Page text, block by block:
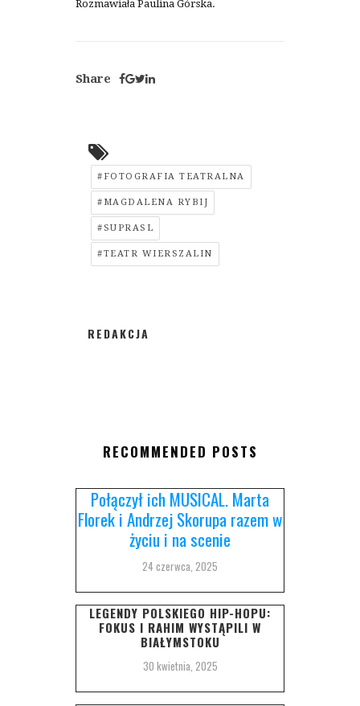
Rozmawiała Paulina Górska.
Share
#FOTOGRAFIA TEATRALNA
#MAGDALENA RYBIJ
#SUPRASL
#TEATR WIERSZALIN
REDAKCJA
RECOMMENDED POSTS
Połączył ich MUSICAL. Marta
Florek i Andrzej Skorupa razem w
życiu i na scenie
24 czerwca, 2025
LEGENDY POLSKIEGO HIP-HOPU:
FOKUS I RAHIM WYSTĄPILI W
BIAŁYMSTOKU
30 kwietnia, 2025